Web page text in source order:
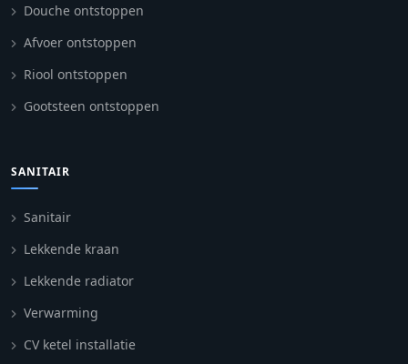
Douche ontstoppen
Afvoer ontstoppen
Riool ontstoppen
Gootsteen ontstoppen
SANITAIR
Sanitair
Lekkende kraan
Lekkende radiator
Verwarming
CV ketel installatie